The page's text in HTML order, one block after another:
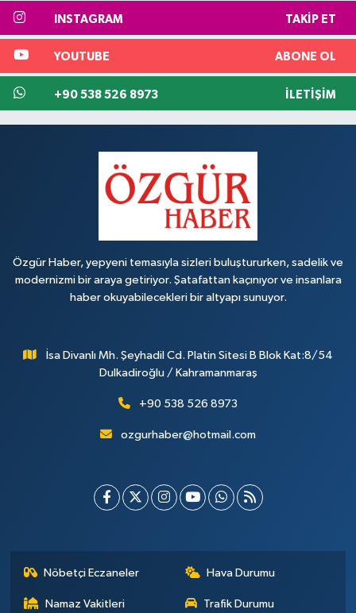
INSTAGRAM TAKIP ET
YOUTUBE ABONE OL
+90 538 526 8973 İLETIŞIM
Özgür Haber, yepyeni temasıyla sizleri buluştururken, sadelik ve
modernizmi bir araya getiriyor. Şatafattan kaçınıyor ve insanlara
haber okuyabilecekleri bir altyapı sunuyor.
İsa Divanlı Mh. Şeyhadil Cd. Platin Sitesi B Blok Kat:8/54
Dulkadiroğlu / Kahramanmaraş
+90 538 526 8973
ozgurhaber@hotmail.com
Nöbetçi Eczaneler Hava Durumu
Namaz Vakitleri Trafik Durumu